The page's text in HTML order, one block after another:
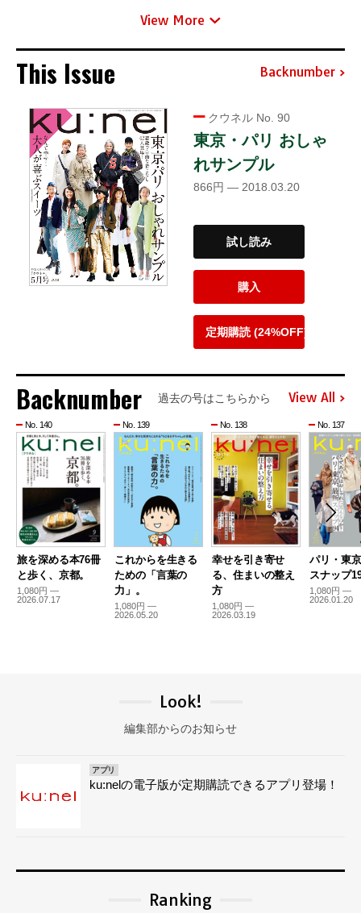
View More
This Issue Backnumber
クウネル No. 90
東京・パリ おしゃ
れサンプル
866円 — 2018.03.20
試し読み
購入
定期購読 (24%OFF)
Backnumber 過去の号はこちらから View All
No. 140
旅を深める本76冊
と歩く、京都。
1,080円 —
2026.07.17
No. 139
これからを生きる
ための「言葉の
力」。
1,080円 —
2026.05.20
No. 138
幸せを引き寄せ
る、住まいの整え
方
1,080円 —
2026.03.19
No. 137
パリ・東
スナップ
1,080円 —
2026.01.20
Look!
編集部からのお知らせ
アプリ
ku:nelの電子版が定期購読できるアプリ登場！
Ranking